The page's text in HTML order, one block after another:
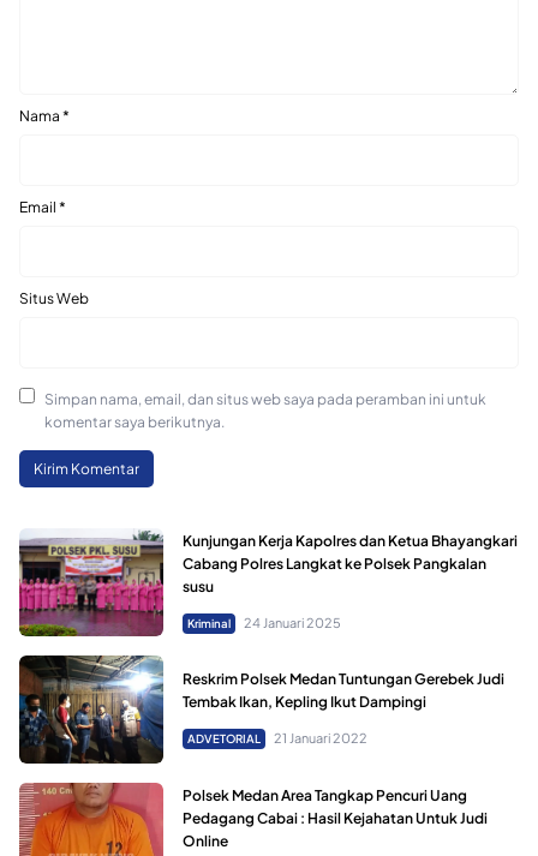
Nama *
Email *
Situs Web
Simpan nama, email, dan situs web saya pada peramban ini untuk
komentar saya berikutnya.
Kunjungan Kerja Kapolres dan Ketua Bhayangkari
Cabang Polres Langkat ke Polsek Pangkalan
susu
Kriminal 24 Januari 2025
Reskrim Polsek Medan Tuntungan Gerebek Judi
Tembak Ikan, Kepling Ikut Dampingi
ADVETORIAL 21 Januari 2022
Polsek Medan Area Tangkap Pencuri Uang
Pedagang Cabai : Hasil Kejahatan Untuk Judi
Online